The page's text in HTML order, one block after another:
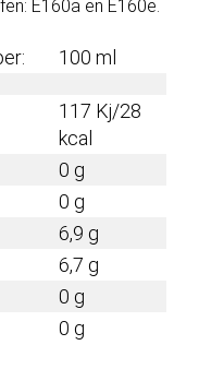
E160a en E160e.
100 ml
117 Kj/28
kcal
0 g
0 g
6,9 g
6,7 g
0 g
0 g